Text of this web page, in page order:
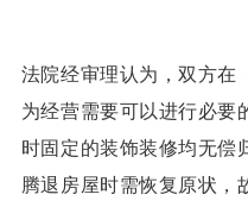
法院经审理认为，双方在
为经营需要可以进行必要
时固定的装饰装修均无偿
腾退房屋时需恢复原状，